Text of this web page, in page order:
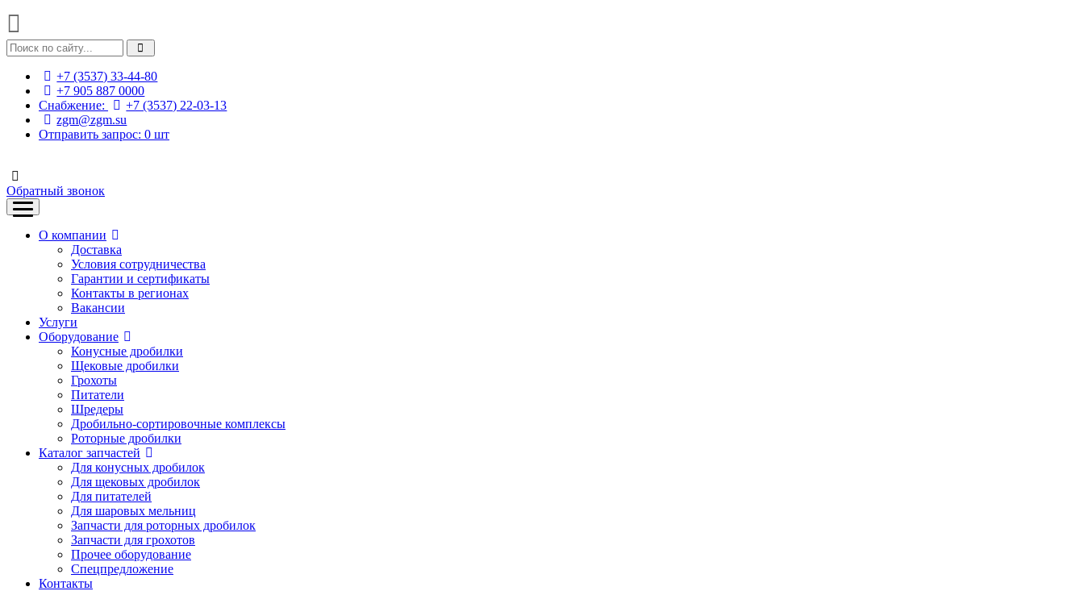
+7 (3537) 33-44-80
+7 905 887 0000
Снабжение:
+7 (3537) 22-03-13
zgm@zgm.su
Отправить запрос: 0 шт
Обратный звонок
О компании
Доставка
Условия сотрудничества
Гарантии и сертификаты
Контакты в регионах
Вакансии
Услуги
Оборудование
Конусные дробилки
Щековые дробилки
Грохоты
Питатели
Шредеры
Дробильно-сортировочные комплексы
Роторные дробилки
Каталог запчастей
Для конусных дробилок
Для щековых дробилок
Для питателей
Для шаровых мельниц
Запчасти для роторных дробилок
Запчасти для грохотов
Прочее оборудование
Спецпредложение
Контакты